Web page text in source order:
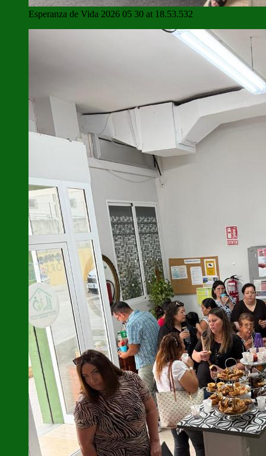
Esperanza de Vida 2026 05 30 at 18.53.532